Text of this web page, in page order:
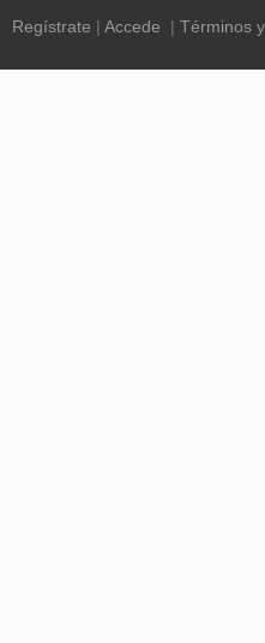
Regístrate | Accede | Términos